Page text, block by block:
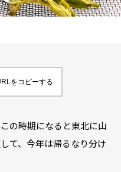
をコピーする
の時期になると東北に山
て、今年は帰るなり分け